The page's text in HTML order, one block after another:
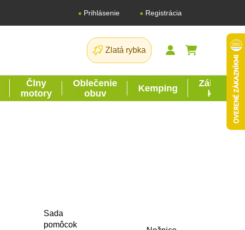
Prihlásenie Registrácia
Zlatá rybka
NÁKUPNÝ
Člny
motory
Oblečenie
obuv
Kemping
Záhrada
kutil
Sada
pomôcok